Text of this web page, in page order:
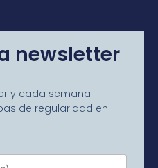
newsletter
y cada semana
de regularidad en